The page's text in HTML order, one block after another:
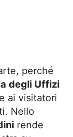
perché
degli Uffizi
ai visitatori
Nello
rende